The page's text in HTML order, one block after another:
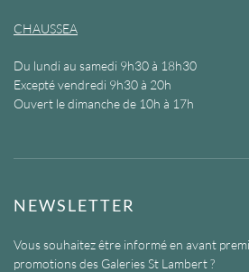
CHAUSSEA
Du lundi au samedi 9h30 à 18h30
Excepté vendredi 9h30 à 20h
Ouvert le dimanche de 10h à 17h
NEWSLETTER
Vous souhaitez être informé en avant
promotions des Galeries St Lambert ?